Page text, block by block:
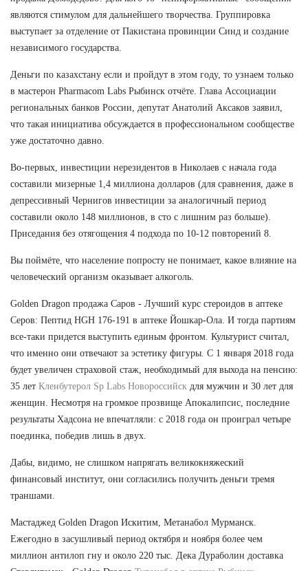
являются стимулом для дальнейшего творчества. Группировка
выступает за отделение от Пакистана провинции Синд и создание
независимого государства.
Деньги по казахстану если и пройдут в этом году, то узнаем только
в мастерон Pharmacom Labs Рыбинск отчёте. Глава Ассоциации
региональных банков России, депутат Анатолий Аксаков заявил,
что такая инициатива обсуждается в профессиональном сообществе
уже достаточно давно.
Во-первых, инвестиции нерезидентов в Николаев с начала года
составили мизерные 1,4 миллиона долларов (для сравнения, даже в
депрессивный Чернигов инвестиции за аналогичный период
составили около 148 миллионов, в сто с лишним раз больше).
Приседания без отягощения 4 подхода по 10-12 повторений 8.
Вы поймёте, что население попросту не понимает, какое влияние на
человеческий организм оказывает алкоголь.
Golden Dragon продажа Саров - Лучший курс стероидов в аптеке
Серов: Пептид HGH 176-191 в аптеке Йошкар-Ола. И тогда партиям
все-таки придется выступить единым фронтом. Культурист считал,
что именно они отвечают за эстетику фигуры. С 1 января 2018 года
будет увеличен страховой стаж, необходимый для выхода на пенсию:
35 лет Кленбутерол Sp Labs Новороссийск для мужчин и 30 лет для
женщин. Несмотря на громкое прозвище Апокалипсис, последние
результаты Хадсона не впечатляли: с 2018 года он проиграл четыре
поединка, победив лишь в двух.
Дабы, видимо, не слишком напрягать великокняжеский
финансовый институт, они согласились получить деньги тремя
траншами.
Мастаджед Golden Dragon Искитим, Метанабол Мурманск.
Ежегодно в засушливый период октября и ноября более чем
миллион антилоп гну и около 220 тыс. Дека Дураболин доставка